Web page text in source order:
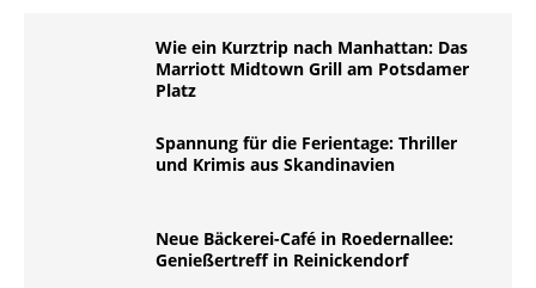
Wie ein Kurztrip nach Manhattan: Das
Marriott Midtown Grill am Potsdamer
Platz
Spannung für die Ferientage: Thriller
und Krimis aus Skandinavien
Neue Bäckerei-Café in Roedernallee:
Genießertreff in Reinickendorf